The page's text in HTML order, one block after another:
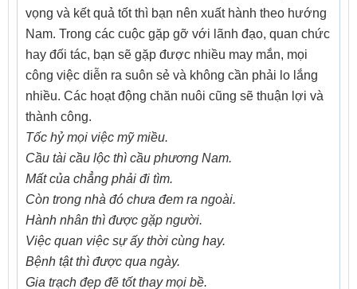
vọng và kết quả tốt thì bạn nên xuất hành theo hướng
Nam. Trong các cuộc gặp gỡ với lãnh đạo, quan chức
hay đối tác, bạn sẽ gặp được nhiều may mắn, mọi
công việc diễn ra suôn sẻ và không cần phải lo lắng
nhiều. Các hoạt động chăn nuôi cũng sẽ thuận lợi và
thành công.
Tốc hỷ mọi việc mỹ miều.
Cầu tài cầu lộc thì cầu phương Nam.
Mất của chẳng phải đi tìm.
Còn trong nhà đó chưa đem ra ngoài.
Hành nhân thì được gặp người.
Việc quan việc sự ấy thời cùng hay.
Bệnh tật thì được qua ngày.
Gia trạch đẹp đẽ tốt thay mọi bề.